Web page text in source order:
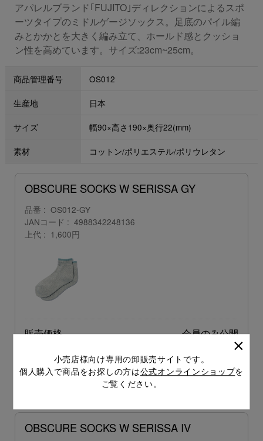
小売店様向け専用の卸販売サイトです。
個人購入で商品をお探しの方は公式オンラインショップを
ご覧ください。
アパレルブランド｢FUJITO｣ディレクションによるスポ
ーツタイプのミドルゲージソックス。足底のパイル編
みとかかとを大きく編み立て、ホールド感とクッショ
ン性を高めています。サイズ:23cm~25cm。
商品管理番号 OS012
生産地 日本
サイズ 幅90×高さ190×奥行22(mm)
素材 コットン/ポリエステル/ポリウレタン
OBSCURE SOCKS W SERISSA GY
品番
OS012-GY
JANコード
4988342248136
上代
1,600円
販売価格 会員のみ公開
注文数
ご注文には
ログイン
OBSCURE SOCKS W SERISSA IV